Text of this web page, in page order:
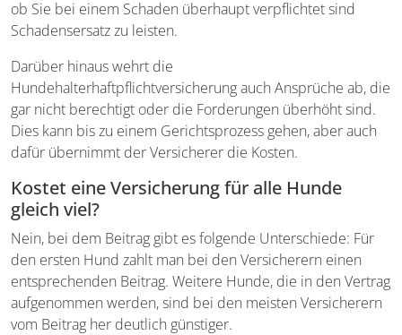
ob Sie bei einem Schaden überhaupt verpflichtet sind
Schadensersatz zu leisten.
Darüber hinaus wehrt die
Hundehalterhaftpflichtversicherung auch Ansprüche ab, die
gar nicht berechtigt oder die Forderungen überhöht sind.
Dies kann bis zu einem Gerichtsprozess gehen, aber auch
dafür übernimmt der Versicherer die Kosten.
Kostet eine Versicherung für alle Hunde
gleich viel?
Nein, bei dem Beitrag gibt es folgende Unterschiede: Für
den ersten Hund zahlt man bei den Versicherern einen
entsprechenden Beitrag. Weitere Hunde, die in den Vertrag
aufgenommen werden, sind bei den meisten Versicherern
vom Beitrag her deutlich günstiger.